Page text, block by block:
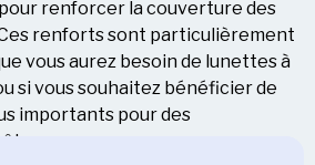
renforcer la couverture des
renforts sont particulièrement
vous aurez besoin de lunettes à
si vous souhaitez bénéficier de
importants pour des